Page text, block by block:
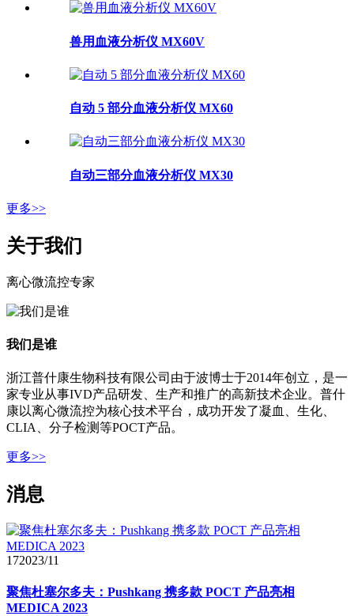
兽用血液分析仪 MX60V
自动 5 部分血液分析仪 MX60
自动三部分血液分析仪 MX30
更多>>
关于我们
离心微流控专家
我们是谁
浙江普什康生物科技有限公司由于波博士于2014年创立，是一
家专业从事IVD产品研发、生产和推广的高新技术企业。普什
康以离心微流控为核心技术平台，成功开发了凝血、生化、
CLIA、分子检测等POCT产品。
更多>>
消息
172023/11
聚焦杜塞尔多夫：Pushkang 携多款 POCT 产品亮相
MEDICA 2023